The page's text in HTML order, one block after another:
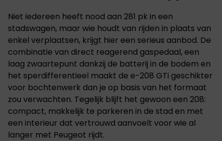
Niet iedereen heeft nood aan 281 pk in een
stadswagen, maar wie houdt van rijden in plaats van
enkel verplaatsen, krijgt hier een serieus aanbod. De
combinatie van direct reagerend gaspedaal, een
laag zwaartepunt dankzij de batterij in de bodem en
het sperdifferentieel maakt de e-208 GTi geschikter
voor bochtenwerk dan je op basis van het formaat
zou verwachten. Tegelijk blijft het gewoon een 208:
compact, makkelijk te parkeren in de stad en met
een interieur dat vertrouwd aanvoelt voor wie al
langer met Peugeot rijdt.